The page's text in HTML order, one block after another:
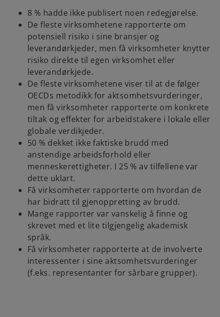
n
a
n
e
w
t
a
b
8 % hadde ikke publisert noen redegjørelse.
De fleste virksomhetene rapporterte om
potensiell risiko i sine bransjer og
leverandørkjeder, men få virksomheter knytter
risiko direkte til egen virksomhet eller
leverandørkjede.
De fleste virksomhetene viser til at de følger
OECDs metodikk for aktsomhetsvurderinger,
men få virksomheter rapporterte om konkrete
tiltak og effekter for arbeidstakere i lokale eller
globale verdikjeder.
50 % dekket ikke faktiske brudd med
anstendige arbeidsforhold eller
menneskerettigheter. I 25 % av tilfellene var
dette uklart.
Få virksomheter rapporterte om hvordan de
har bidratt til gjenoppretting av brudd.
Mange rapporter var vanskelig å finne og
skrevet med et lite tilgjengelig akademisk
språk.
Få virksomheter rapporterte at de involverte
interessenter i sine aktsomhetsvurderinger
(f.eks. representanter for sårbare grupper).